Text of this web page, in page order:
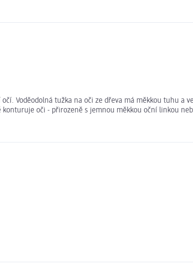
Voděodolná tužka na oči ze dřeva má měkkou tuhu a
oči - přirozeně s jemnou měkkou oční linkou